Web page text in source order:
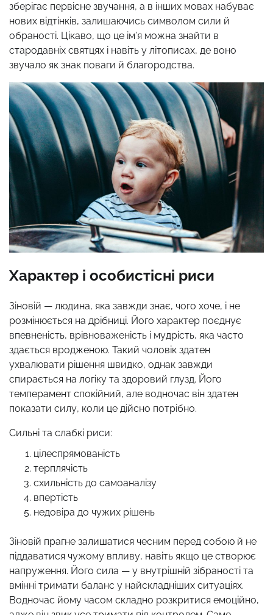
зберігає первісне звучання, а в інших мовах набуває
нових відтінків, залишаючись символом сили й
обраності. Цікаво, що це ім’я можна знайти в
стародавніх святцях і навіть у літописах, де воно
звучало як знак поваги й благородства.
Характер і особистісні риси
Зіновій — людина, яка завжди знає, чого хоче, і не
розмінюється на дрібниці. Його характер поєднує
впевненість, врівноваженість і мудрість, яка часто
здається вродженою. Такий чоловік здатен
ухвалювати рішення швидко, однак завжди
спирається на логіку та здоровий глузд. Його
темперамент спокійний, але водночас він здатен
показати силу, коли це дійсно потрібно.
Сильні та слабкі риси:
цілеспрямованість
терплячість
схильність до самоаналізу
впертість
недовіра до чужих рішень
Зіновій прагне залишатися чесним перед собою й не
піддаватися чужому впливу, навіть якщо це створює
напруження. Його сила — у внутрішній зібраності та
вмінні тримати баланс у найскладніших ситуаціях.
Водночас йому часом складно розкритися емоційно,